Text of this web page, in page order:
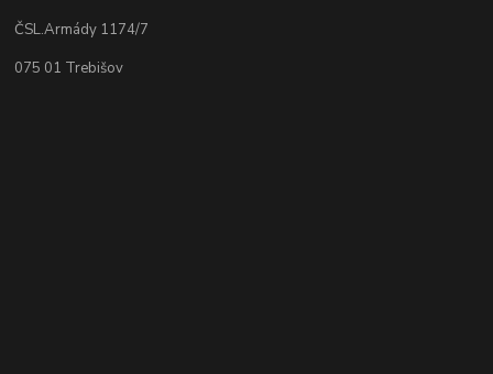
ČSL.Armády 1174/7
075 01 Trebišov